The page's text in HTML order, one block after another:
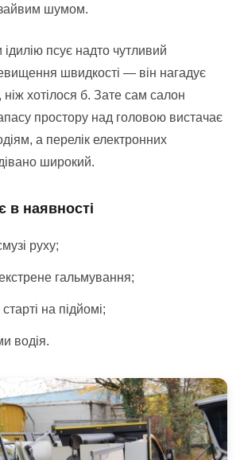
шумом.
псує надто чутливий
швидкості — він нагадує
хотілося б. Зате сам салон
простору над головою вистачає
а перелік електронних
широкий.
в наявності
руху;
гальмування;
на підйомі;
водія.